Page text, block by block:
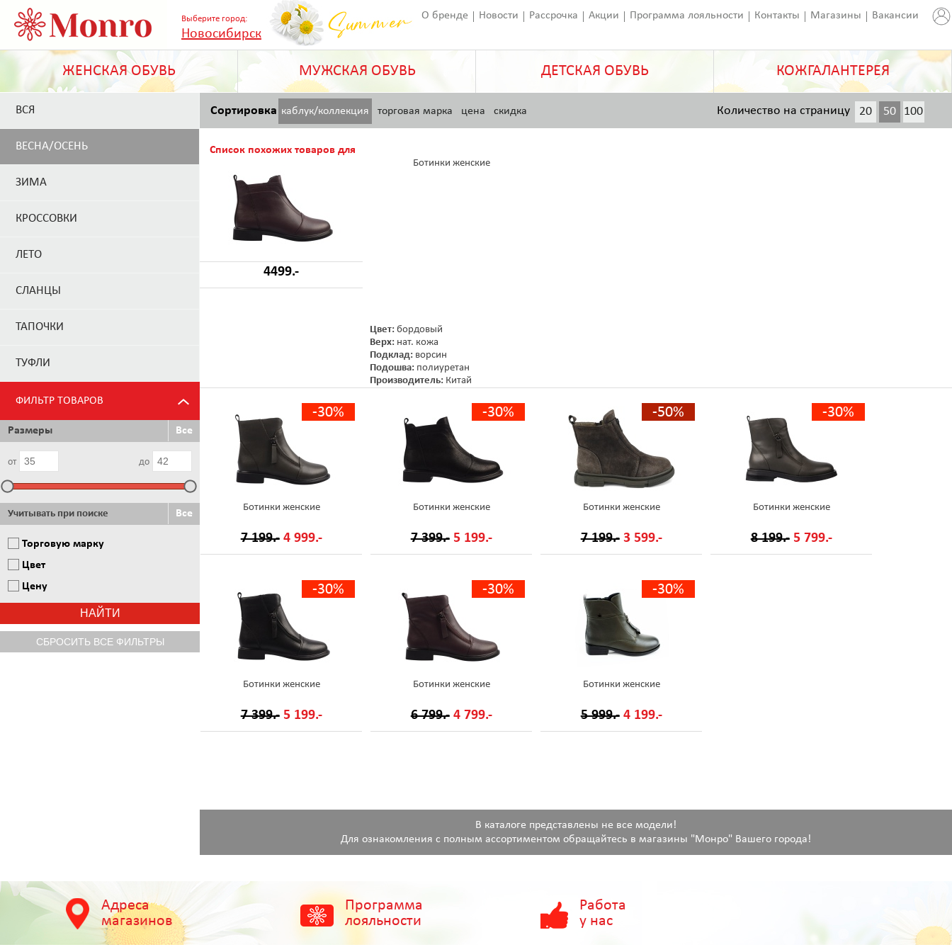
Выберите город:
Новосибирск
О бренде Новости Рассрочка Акции Программа лояльности Контакты Магазины Вакансии
ЖЕНСКАЯ ОБУВЬ МУЖСКАЯ ОБУВЬ ДЕТСКАЯ ОБУВЬ КОЖГАЛАНТЕРЕЯ
ВСЯ
ВЕСНА/ОСЕНЬ
ЗИМА
КРОССОВКИ
ЛЕТО
СЛАНЦЫ
ТАПОЧКИ
ТУФЛИ
ФИЛЬТР ТОВАРОВ
Размеры Все
от до
Учитывать при поиске Все
Торговую марку
Цвет
Цену
Сортировка каблук/коллекция торговая марка цена скидка 20 50 100
Количество на страницу
Список похожих товаров для
4499.-
Ботинки женские
Цвет: бордовый
Верх: нат. кожа
Подклад: ворсин
Подошва: полиуретан
Производитель: Китай
-30%
Ботинки женские
7 199.- 4 999.-
-30%
Ботинки женские
7 399.- 5 199.-
-50%
Ботинки женские
7 199.- 3 599.-
-30%
Ботинки женские
8 199.- 5 799.-
-30%
Ботинки женские
7 399.- 5 199.-
-30%
Ботинки женские
6 799.- 4 799.-
-30%
Ботинки женские
5 999.- 4 199.-
В каталоге представлены не все модели!
Для ознакомления с полным ассортиментом обращайтесь в магазины "Монро" Вашего города!
Адреса
магазинов
Программа
лояльности
Работа
у нас